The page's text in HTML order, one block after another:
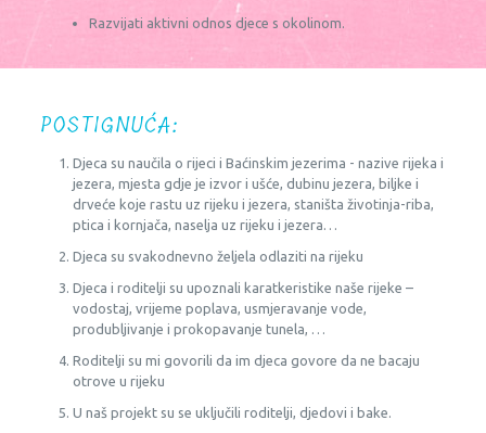
Razvijati aktivni odnos djece s okolinom.
POSTIGNUĆA:
Djeca su naučila o rijeci i Baćinskim jezerima - nazive rijeka i
jezera, mjesta gdje je izvor i ušće, dubinu jezera, biljke i
drveće koje rastu uz rijeku i jezera, staništa životinja-riba,
ptica i kornjača, naselja uz rijeku i jezera…
Djeca su svakodnevno željela odlaziti na rijeku
Djeca i roditelji su upoznali karatkeristike naše rijeke –
vodostaj, vrijeme poplava, usmjeravanje vode,
produbljivanje i prokopavanje tunela, …
Roditelji su mi govorili da im djeca govore da ne bacaju
otrove u rijeku
U naš projekt su se uključili roditelji, djedovi i bake.